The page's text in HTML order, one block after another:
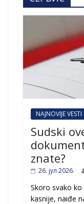
NAJNOVIJE VESTI
Sudski
znate?
26. јул 2026.
Skoro svako
kasnije, naiđe